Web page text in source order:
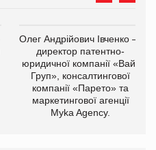
Олег Андрійович Івченко —
директор патентно-
юридичної компанії «Вайз
Груп», консалтингової
компанії «Парето» та
маркетингової агенції
Myka Agency.